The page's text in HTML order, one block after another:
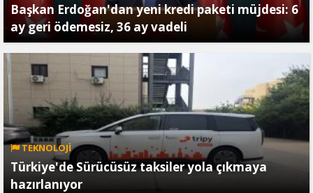
Başkan Erdoğan'dan yeni kredi paketi müjdesi: 6
ay geri ödemesiz, 36 ay vadeli
TEKNOLOJİ
Türkiye'de Sürücüsüz taksiler yola çıkmaya
hazırlanıyor